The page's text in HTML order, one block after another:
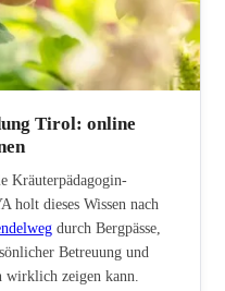
Tirol: online
Kräuterpädagogin-
dieses Wissen nach
durch Bergpässe,
Betreuung und
wirklich zeigen kann.